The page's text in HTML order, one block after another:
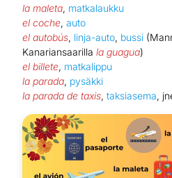
la maleta, matkalaukku
el coche, auto
el autobús, linja-auto, bussi
Kanariansaarilla la guagua)
el billete, matkalippu
la parada, pysäkki
la parada de taxis, taksiasema,